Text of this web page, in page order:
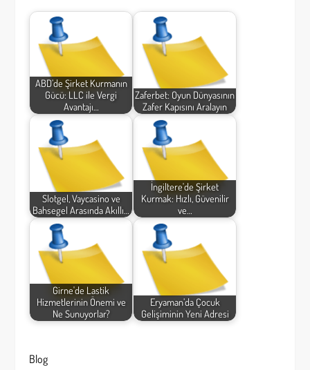
ABD’de Şirket Kurmanın
Gücü: LLC ile Vergi
Avantajı…
Zaferbet: Oyun Dünyasının
Zafer Kapısını Aralayın
Slotgel, Vaycasino ve
Bahsegel Arasında Akıllı…
İngiltere'de Şirket
Kurmak: Hızlı, Güvenilir
ve…
Girne'de Lastik
Hizmetlerinin Önemi ve
Ne Sunuyorlar?
Eryaman’da Çocuk
Gelişiminin Yeni Adresi
Blog